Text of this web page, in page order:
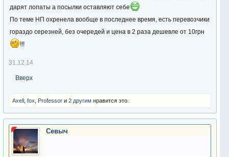
нах...? Парень вроде не при делах,побежал на НП перезвонил,
дал трубку менеджеру, тра ля ля, мы вам сейчас перезвоним.....
Ждем. Ну и дела, Новогодняя сказка блин....
дарят лопаты а посылки оставляют себе
По теме НП охренела вообще в последнее время, есть перевозчики
гораздо серезней, без очередей и цена в 2 раза дешевле от 10грн
!!!
31.12.14
Вверх
Axell fox Professor и 2 другим нравится это.
Севыч